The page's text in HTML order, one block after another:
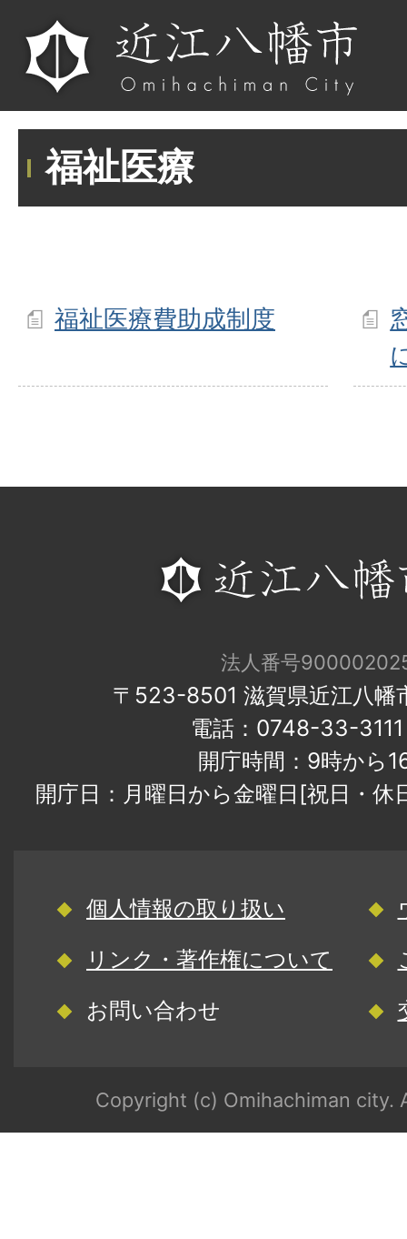
福祉医療
福祉医療費助成制度
法人番号
〒523-8501 滋賀県近江八幡
電話：0748-33-
開庁時間：9時から
開庁日：月曜日から金曜日[祝日・
個人情報の取り扱い
リンク・著作権について
お問い合わせ
Copyright (c) Omihachiman city.